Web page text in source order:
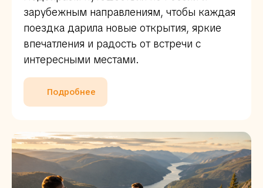
зарубежным направлениям, чтобы каждая
поездка дарила новые открытия, яркие
впечатления и радость от встречи с
интересными местами.
Подробнее